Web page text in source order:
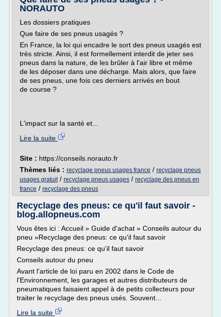
NORAUTO
Les dossiers pratiques
Que faire de ses pneus usagés ?
En France, la loi qui encadre le sort des pneus usagés est
très stricte. Ainsi, il est formellement interdit de jeter ses
pneus dans la nature, de les brûler à l'air libre et même
de les déposer dans une décharge. Mais alors, que faire
de ses pneus, une fois ces derniers arrivés en bout
de course ?
L'impact sur la santé et...
Lire la suite
Site : https://conseils.norauto.fr
Thèmes liés : recyclage pneus usages france / recyclage pneus
usages gratuit/ recyclage pneus usages / recyclage des pneus en
france / recyclage des pneus
Recyclage des pneus: ce qu'il faut savoir -
blog.allopneus.com
Vous êtes ici : Accueil » Guide d'achat » Conseils autour du
pneu »Recyclage des pneus: ce qu'il faut savoir
Recyclage des pneus: ce qu'il faut savoir
Conseils autour du pneu
Avant l'article de loi paru en 2002 dans le Code de
l'Environnement, les garages et autres distributeurs de
pneumatiques faisaient appel à de petits collecteurs pour
traiter le recyclage des pneus usés. Souvent...
Lire la suite